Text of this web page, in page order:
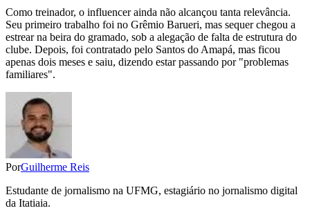
Como treinador, o influencer ainda não alcançou tanta relevância.
Seu primeiro trabalho foi no Grêmio Barueri, mas sequer chegou a
estrear na beira do gramado, sob a alegação de falta de estrutura do
clube. Depois, foi contratado pelo Santos do Amapá, mas ficou
apenas dois meses e saiu, dizendo estar passando por "problemas
familiares".
PorGuilherme Reis
Estudante de jornalismo na UFMG, estagiário no jornalismo digital
da Itatiaia.